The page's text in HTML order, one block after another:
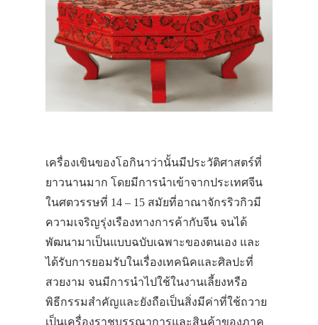
เครื่องเขินของโอกินาว่านั้นมีประวัติศาสตร์ที่
ยาวนานมาก โดยมีการนำเข้าจากประเทศจีน
ในศตวรรษที่ 14 – 15 สมัยที่อาณาจักรริวกิวมี
ความเจริญรุ่งเรืองทางการค้ากับจีน จนได้
พัฒนามาเป็นแบบฉบับเฉพาะของตนเอง และ
ได้รับการยอมรับในเรื่องเทคนิคและศิลปะที่
สวยงาม จนมีการนำไปใช้ในงานเลี้ยงหรือ
พิธีกรรมสำคัญและยังถือเป็นสิ่งมีค่าที่ใช้ถวาย
เป็นเครื่องราชบรรณาการและสินค้าของภาค